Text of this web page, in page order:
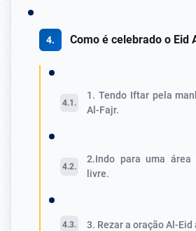
Como é celebrado o Eid
1. Tendo Iftar pela
Al-Fajr.
2.Indo para uma
livre.
3. Rezar a oração Al-Eid